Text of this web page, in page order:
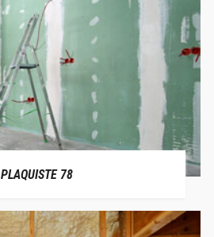
PLAQUISTE 78